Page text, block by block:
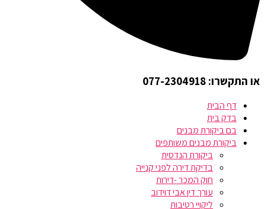
או התקשרו: 077-2304918
דף הבית
בדק בית
בם ביקורת מבנים
ביקורת מבנים משותפים
ביקורת הנדסית
בדיקת דירה לפני קנייה
חוק המכר -דירות
עורך דין אבי דוידוב
ליקויי רטיבות